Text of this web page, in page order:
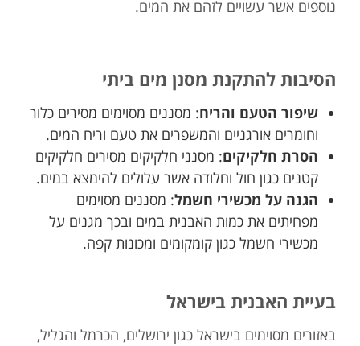
נוספים אשר עשויים לזהם את המים.
הסיבות להתקנת מסנן מים ביתי
שיפור הטעם והריח: מסננים מסוימים מסירים כלור
וחומרים אורגניים והמשפרים את טעם וריח המים.
הסרת חלקיקים: מסנני חלקיקים מסירים חלקיקים
קטנים כגון חול וחלודה אשר עלולים להימצא במים.
הגנה על מכשירי חשמל: מסננים מסוימים
מפחיתים את כמות האבנית במים ובכך מגנים על
מכשירי חשמל כגון קומקומים ומכונות קפה.
בעיית האבנית בישראל
באזורים מסוימים בישראל כגון ירושלים, הכרמל והגליל,